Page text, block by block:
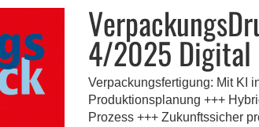
4/2025 Digital
Verpackungsfertigung: Mit KI
Produktionsplanung +++
Prozess +++ Zukunftssicher